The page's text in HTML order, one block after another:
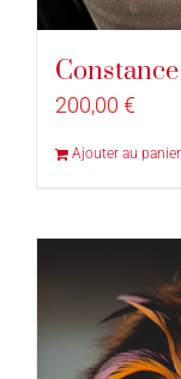
200,00 €
Ajouter au panier